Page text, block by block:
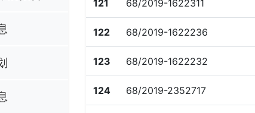
121 68/2019-1622311
122 68/2019-1622236
123 68/2019-1622232
124 68/2019-2352717